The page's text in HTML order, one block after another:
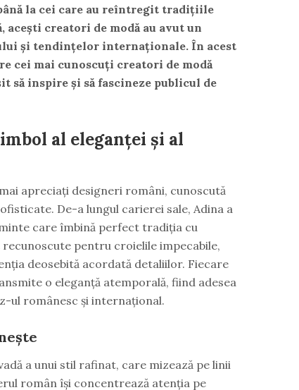
la cei care au reîntregit tradițiile
creatori de modă au avut un
și tendințelor internaționale. În acest
cei mai cunoscuți creatori de modă
să inspire și să fascineze publicul de
al eleganței și al
apreciați designeri români, cunoscută
De-a lungul carierei sale, Adina a
care îmbină perfect tradiția cu
pentru croielile impecabile,
deosebită acordată detaliilor. Fiecare
o eleganță atemporală, fiind adesea
ul românesc și internațional.
a unui stil rafinat, care mizează pe linii
român își concentrează atenția pe